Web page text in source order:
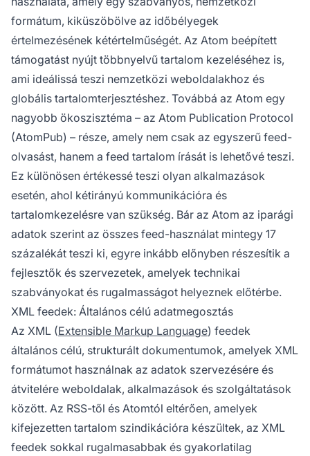
formátum, kiküszöbölve az időbélyegek
értelmezésének kétértelműségét. Az Atom beépített
támogatást nyújt többnyelvű tartalom kezeléséhez is,
ami ideálissá teszi nemzetközi weboldalakhoz és
globális tartalomterjesztéshez. Továbbá az Atom egy
nagyobb ökoszisztéma – az Atom Publication Protocol
(AtomPub) – része, amely nem csak az egyszerű feed-
olvasást, hanem a feed tartalom írását is lehetővé teszi.
Ez különösen értékessé teszi olyan alkalmazások
esetén, ahol kétirányú kommunikációra és
tartalomkezelésre van szükség. Bár az Atom az iparági
adatok szerint az összes feed-használat mintegy 17
százalékát teszi ki, egyre inkább előnyben részesítik a
fejlesztők és szervezetek, amelyek technikai
szabványokat és rugalmasságot helyeznek előtérbe.
XML feedek: Általános célú adatmegosztás
Az XML (Extensible Markup Language) feedek
általános célú, strukturált dokumentumok, amelyek XML
formátumot használnak az adatok szervezésére és
átvitelére weboldalak, alkalmazások és szolgáltatások
között. Az RSS-től és Atomtól eltérően, amelyek
kifejezetten tartalom szindikációra készültek, az XML
feedek sokkal rugalmasabbak és gyakorlatilag